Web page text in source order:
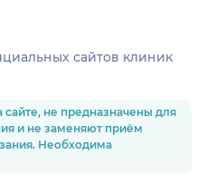
сайтов клиник
не предназначены для
и не заменяют приём
Необходима